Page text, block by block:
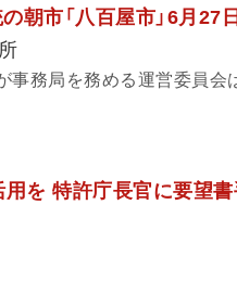
朝市「八百屋市」6月27
事務局を務める運営委員会
用を 特許庁長官に要望